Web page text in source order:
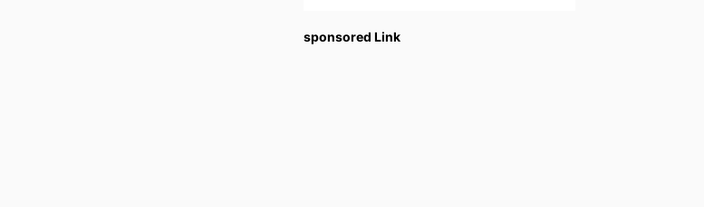
sponsored Link